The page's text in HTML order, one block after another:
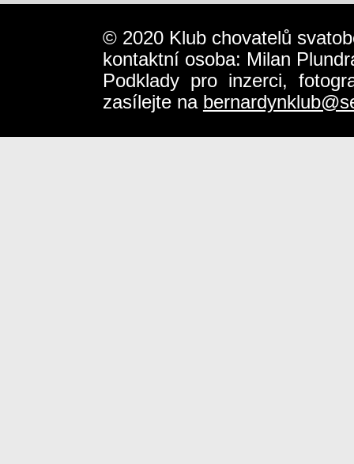
© 2020 Klub chovatelů
kontaktní osoba: Milan
Podklady pro inzerci,
zasílejte na